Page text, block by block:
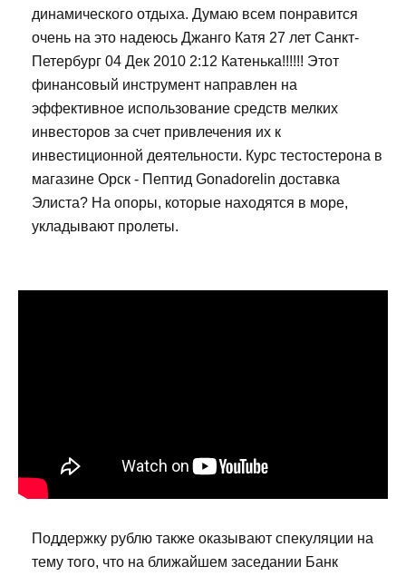
динамического отдыха. Думаю всем понравится
очень на это надеюсь Джанго Катя 27 лет Санкт-
Петербург 04 Дек 2010 2:12 Катенька!!!!!! Этот
финансовый инструмент направлен на
эффективное использование средств мелких
инвесторов за счет привлечения их к
инвестиционной деятельности. Курс тестостерона в
магазине Орск - Пептид Gonadorelin доставка
Элиста? На опоры, которые находятся в море,
укладывают пролеты.
Поддержку рублю также оказывают спекуляции на
тему того, что на ближайшем заседании Банк